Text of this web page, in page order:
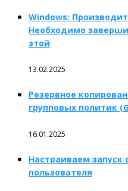
Windows:
Необходимо
этой
13.02.2025
Резервное
групповых политик
16.01.2025
Настраиваем
пользователя